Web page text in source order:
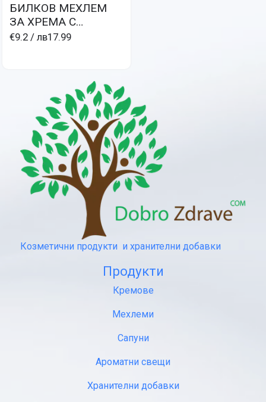
БИЛКОВ МЕХЛЕМ
ЗА ХРЕМА С
МЕНТОВО МАСЛО И
€9.2 / лв17.99
Козметични продукти и хранителни добавки
Продукти
Кремове
Мехлеми
Сапуни
Ароматни свещи
Хранителни добавки